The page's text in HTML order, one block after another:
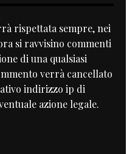
rispettata sempre, nei
si ravvisino commenti
di una qualsiasi
verrà cancellato
indirizzo ip di
azione legale.